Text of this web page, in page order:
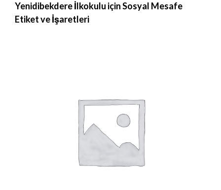
Yenidibekdere İlkokulu için Sosyal Mesafe
Etiket ve İşaretleri